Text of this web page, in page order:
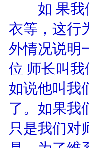
如 果我们
衣等，这行
外情况说明
位 师长叫
如说他叫我
了。如果我
只是我们对